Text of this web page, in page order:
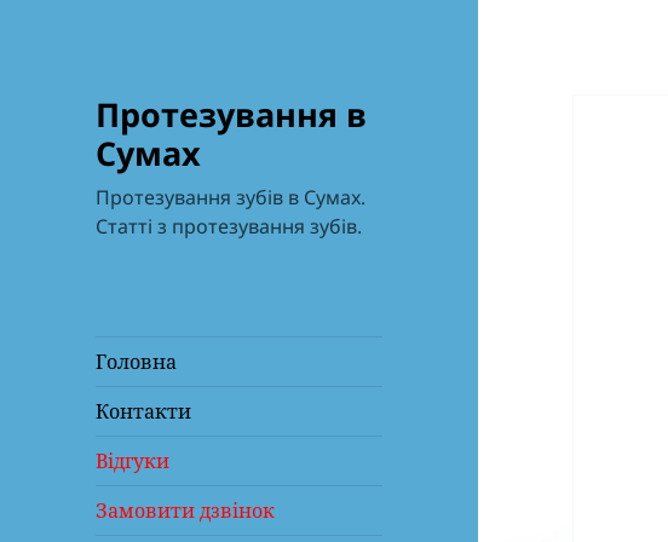
Протезування в
Сумах
Протезування зубів в Сумах.
Статті з протезування зубів.
Головна
Контакти
Відгуки
Замовити дзвінок